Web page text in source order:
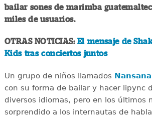
bailar sones de marimba
miles de usuarios.
OTRAS NOTICIAS: El mensaje de
Kids tras conciertos juntos
Un grupo de niños llamados
con su forma de bailar y hacer lipync
diversos idiomas, pero en los últimos
sorprendido a los internautas de